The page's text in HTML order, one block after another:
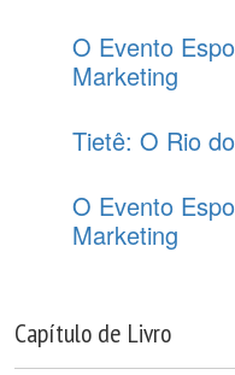
O Evento
Marketing
Tietê: O Rio
O Evento
Marketing
Capítulo de Livro